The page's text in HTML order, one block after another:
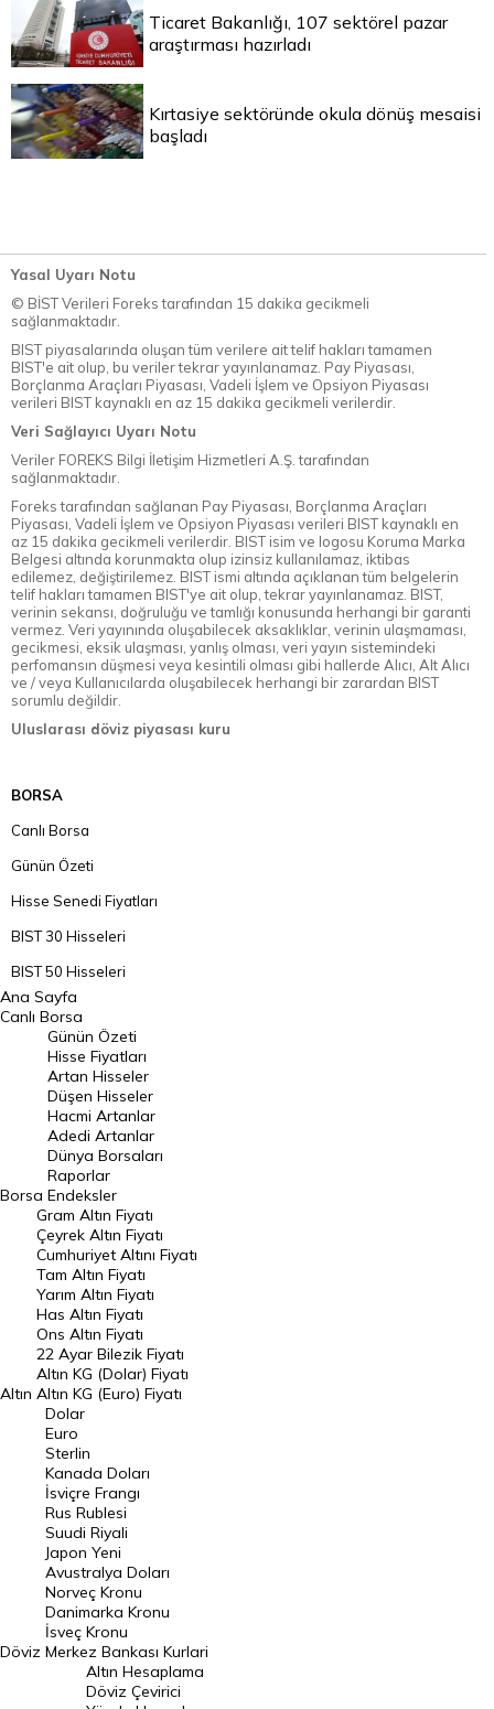
Ticaret Bakanlığı, 107 sektörel pazar
araştırması hazırladı
Kırtasiye sektöründe okula dönüş mesaisi
başladı
Yasal Uyarı Notu
© BİST Verileri Foreks tarafından 15 dakika gecikmeli
sağlanmaktadır.
BIST piyasalarında oluşan tüm verilere ait telif hakları tamamen
BIST'e ait olup, bu veriler tekrar yayınlanamaz. Pay Piyasası,
Borçlanma Araçları Piyasası, Vadeli İşlem ve Opsiyon Piyasası
verileri BIST kaynaklı en az 15 dakika gecikmeli verilerdir.
Veri Sağlayıcı Uyarı Notu
Veriler FOREKS Bilgi İletişim Hizmetleri A.Ş. tarafından
sağlanmaktadır.
Foreks tarafından sağlanan Pay Piyasası, Borçlanma Araçları
Piyasası, Vadeli İşlem ve Opsiyon Piyasası verileri BIST kaynaklı en
az 15 dakika gecikmeli verilerdir. BIST isim ve logosu Koruma Marka
Belgesi altında korunmakta olup izinsiz kullanılamaz, iktibas
edilemez, değiştirilemez. BIST ismi altında açıklanan tüm belgelerin
telif hakları tamamen BIST'ye ait olup, tekrar yayınlanamaz. BIST,
verinin sekansı, doğruluğu ve tamlığı konusunda herhangi bir garanti
vermez. Veri yayınında oluşabilecek aksaklıklar, verinin ulaşmaması,
gecikmesi, eksik ulaşması, yanlış olması, veri yayın sistemindeki
perfomansın düşmesi veya kesintili olması gibi hallerde Alıcı, Alt Alıcı
ve / veya Kullanıcılarda oluşabilecek herhangi bir zarardan BIST
sorumlu değildir.
Uluslarası döviz piyasası kuru
BORSA
Canlı Borsa
Günün Özeti
Hisse Senedi Fiyatları
BIST 30 Hisseleri
BIST 50 Hisseleri
BIST 100 Hisseleri
En Çok Artan Hisseler
En Çok Düşen Hisseler
Hacmi Artanlar
Geçmiş Kapanışlar
Dünya Borsaları
Raporlar
Endeksler
DÖVİZ
Döviz Kuru
Dolar Kuru
Euro Kuru
Pound Kuru
Frank Kuru
Riyal Kuru
Avustralya Doları
Danimarka Kronu Kuru
Kanada Doları Kuru
Norveç Kronu Kuru
İsveç Kronu Kuru
Ana Sayfa
Canlı Borsa
Borsa
Günün Özeti
Hisse Fiyatları
Artan Hisseler
Düşen Hisseler
Hacmi Artanlar
Adedi Artanlar
Dünya Borsaları
Raporlar
Endeksler
Altın
Gram Altın Fiyatı
Çeyrek Altın Fiyatı
Cumhuriyet Altını Fiyatı
Tam Altın Fiyatı
Yarım Altın Fiyatı
Has Altın Fiyatı
Ons Altın Fiyatı
22 Ayar Bilezik Fiyatı
Altın KG (Dolar) Fiyatı
Altın KG (Euro) Fiyatı
Döviz
Dolar
Euro
Sterlin
Kanada Doları
İsviçre Frangı
Rus Rublesi
Suudi Riyali
Japon Yeni
Avustralya Doları
Norveç Kronu
Danimarka Kronu
İsveç Kronu
Merkez Bankası Kurlari
Altın Hesaplama
Döviz Çevirici